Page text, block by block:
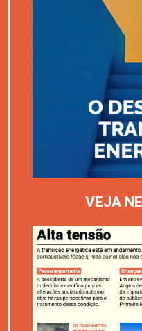
VEJA